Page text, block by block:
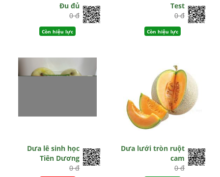
Đu đủ
0 đ
Còn hiệu lực
Test
0 đ
Còn hiệu lực
Dưa lê sinh học
Tiên Dương
0 đ
Dưa lưới tròn ruột
cam
0 đ